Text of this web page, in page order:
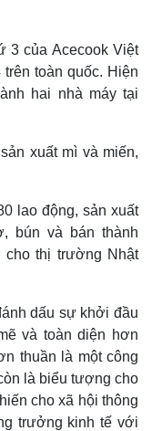
3 của Acecook Việt
toàn quốc. Hiện
hai nhà máy tại
xuất mì và miến,
động, sản xuất
bún và bán thành
cho thị trường Nhật
dấu sự khởi đầu
và toàn diện hơn
thuần là một công
là biểu tượng cho
cho xã hội thông
trưởng kinh tế với